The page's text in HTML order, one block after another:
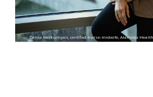
Dalila Melkumyan, certified nurse-midwife, Alameda